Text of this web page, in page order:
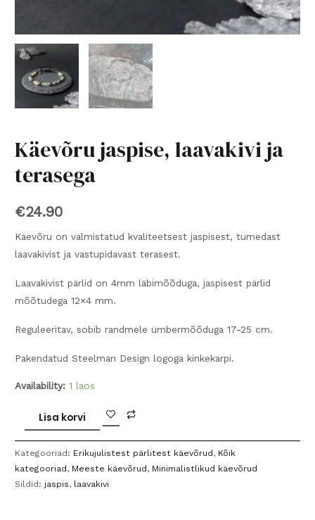
Käevõru jaspise, laavakivi ja
terasega
€24.90
Käevõru on valmistatud kvaliteetsest jaspisest, tumedast
laavakivist ja vastupidavast terasest.
Laavakivist pärlid on 4mm läbimõõduga, jaspisest pärlid
mõõtudega 12×4 mm.
Reguleeritav, sobib randmele ümbermõõduga 17-25 cm.
Pakendatud Steelman Design logoga kinkekarpi.
Availability: 1 laos
Käevõru
jaspise,
laavakivi
ja
terasega
Lisa korvi
Kategooriad: Erikujulistest pärlitest käevõrud, Kõik
kategooriad, Meeste käevõrud, Minimalistlikud käevõrud
Sildid: jaspis, laavakivi